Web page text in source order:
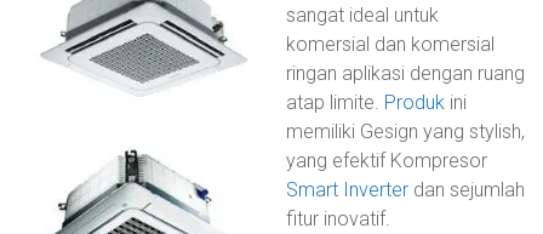
sangat ideal untuk
komersial dan komersial
ringan aplikasi dengan ruang
atap limite. Produk ini
memiliki Gesign yang stylish,
yang efektif Kompresor
Smart Inverter dan sejumlah
fitur inovatif.